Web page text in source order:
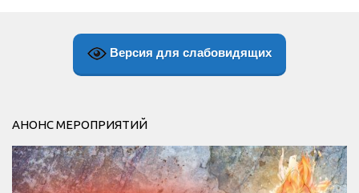
Версия для слабовидящих
АНОНС МЕРОПРИЯТИЙ